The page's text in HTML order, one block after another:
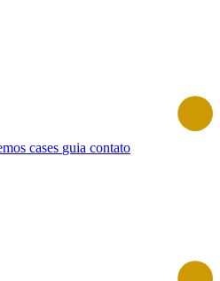
cases guia contato